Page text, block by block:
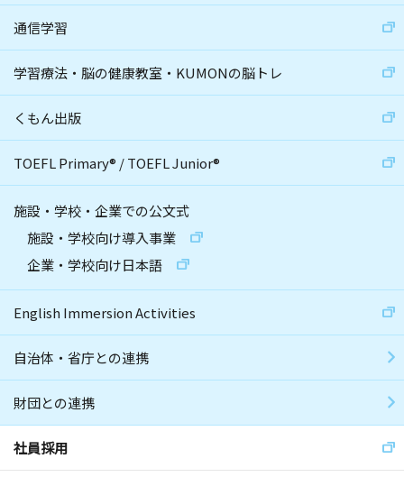
通信学習
学習療法・脳の健康教室・KUMONの脳トレ
くもん出版
TOEFL Primary® /TOEFL Junior®
施設・学校・企業での公文式
施設・学校向け導入事業
企業・学校向け日本語
English Immersion Activities
自治体・省庁との連携
財団との連携
社員採用